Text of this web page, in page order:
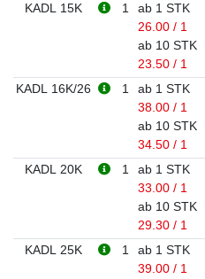
KADL 15K
1
ab 1 STK
26.00 / 1
ab 10 STK
23.50 / 1
KADL 16K/26
1
ab 1 STK
38.00 / 1
ab 10 STK
34.50 / 1
KADL 20K
1
ab 1 STK
33.00 / 1
ab 10 STK
29.30 / 1
KADL 25K
1
ab 1 STK
39.00 / 1